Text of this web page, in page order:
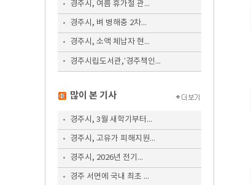
경주시, 여름 휴가철 관...
경주시, 벼 병해충 2차...
경주시, 소액 체납자 현...
경주시립도서관,‘경주책인...
많이 본 기사
경주시, 3월 새학기부터...
경주시, 고유가 피해지원...
경주시, 2026년 전기...
경주 서면에 국내 최초 ...